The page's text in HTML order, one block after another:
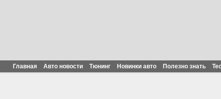
Главная Авто новости Тюнинг Новинки авто Полезно знать